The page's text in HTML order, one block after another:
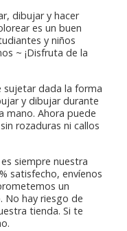
dibujar y hacer
es un buen
y niños
~ ¡Disfruta de la
sujetar dada la forma
y dibujar durante
mano. Ahora puede
rozaduras ni callos
siempre nuestra
satisfecho, envíenos
un
No hay riesgo de
tienda. Si te